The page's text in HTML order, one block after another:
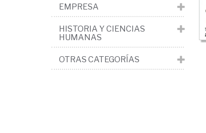
EMPRESA
HISTORIA Y CIENCIAS
HUMANAS
OTRAS CATEGORÍAS